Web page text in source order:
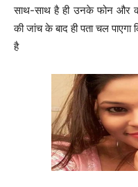
साथ-साथ है ही उनके फोन और
की जांच के बाद ही पता चल
है